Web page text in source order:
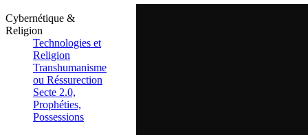
Cybernétique &
Religion
Technologies et
Religion
Transhumanisme
ou Réssurection
Secte 2.0,
Prophéties,
Possessions